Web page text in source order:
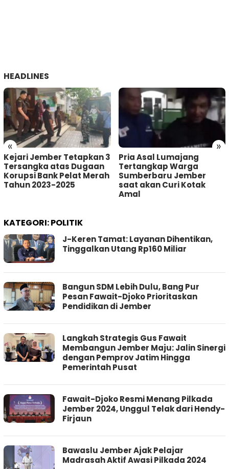
HEADLINES
« »
Kejari Jember Tetapkan 3
Tersangka atas Dugaan
Korupsi Bank Pelat Merah
Tahun 2023-2025
Pria Asal Lumajang
Tertangkap Warga
Sumberbaru Jember
saat akan Curi Kotak
Amal
KATEGORI:POLITIK
J-Keren Tamat: Layanan Dihentikan,
Tinggalkan Utang Rp160 Miliar
Bangun SDM Lebih Dulu, Bang Pur
Pesan Fawait-Djoko Prioritaskan
Pendidikan di Jember
Langkah Strategis Gus Fawait
Membangun Jember Maju: Jalin Sinergi
dengan Pemprov Jatim Hingga
Pemerintah Pusat
Fawait-Djoko Resmi Menang Pilkada
Jember 2024, Unggul Telak dari Hendy-
Firjaun
Bawaslu Jember Ajak Pelajar
Madrasah Aktif Awasi Pilkada 2024